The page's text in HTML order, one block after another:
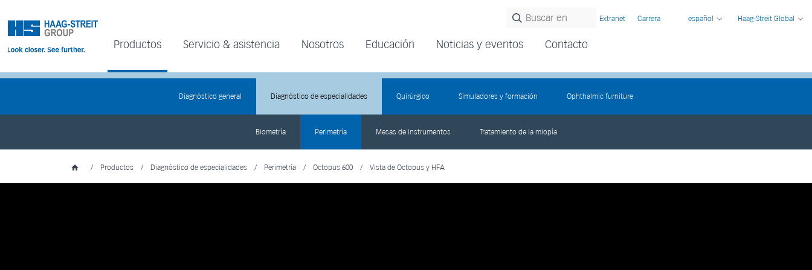
Productos Servicio & asistencia Nosotros Educación Noticias y eventos Contacto
Extranet Carrera español Haag-Streit Global
Diagnóstico general Diagnóstico de especialidades Quirúrgico Simuladores y formación Ophthalmic furniture
Biometría Perimetría Mesas de instrumentos Tratamiento de la miopía
/ Productos / Diagnóstico de especialidades / Perimetría / Octopus 600 / Vista de Octopus y HFA